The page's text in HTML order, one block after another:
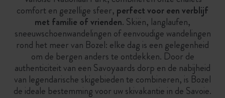
comfort en gezellige sfeer, perfect voor een verblijf
met familie of vrienden. Skiën, langlaufen,
sneeuwschoenwandelingen of eenvoudige wandelingen
rond het meer van Bozel: elke dag is een gelegenheid
om de bergen anders te ontdekken. Door de
authenticiteit van een Savoyaards dorp en de nabijheid
van legendarische skigebieden te combineren, is Bozel
de ideale bestemming voor uw skivakantie in de Savoie.